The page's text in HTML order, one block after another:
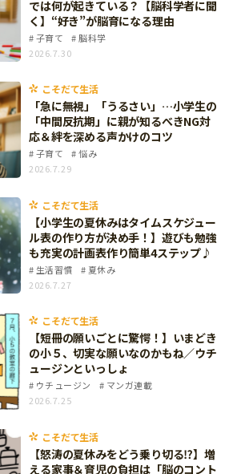
ゲーム
て
では何が起きている？【脳科学者に聞
く】“好き”が脳育になる理由
子育て
脳科学
2026.7.30
こそだて生活
「急に無視」「うるさい」…小学生の
「中間反抗期」に親が知るべきNG対
応＆絆を深める声かけのコツ
子育て
悩み
2026.7.29
こそだて生活
【小学生の夏休みはタイムスケジュー
ル表の作り方が決め手！】遊びも勉強
も充実の計画表作り簡単4ステップ♪
生活習慣
夏休み
2026.7.27
こそだて生活
【短冊の願いごとに驚愕！】いまどき
の小５、切実な願いなのかもね／ウチ
ュージンといっしょ
ウチュージン
マンガ連載
2026.7.25
こそだて生活
【怒涛の夏休みをどう乗り切る⁉】増
える家事＆育児の負担は「脳のコント